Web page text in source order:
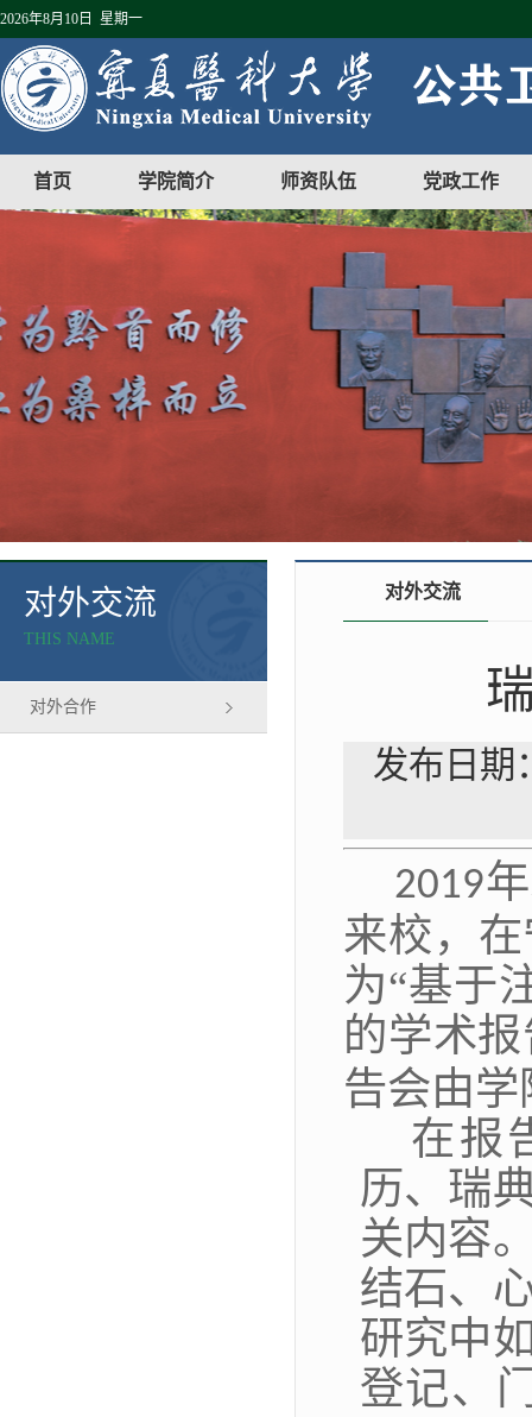
2026年8月10日 星期一
首页 学院简介 师资队伍 党政工作
对外交流
THIS NAME
对外合作
对外交流
发布日
2019年
来校，
为“基于
的学术
告会由
在报
历、瑞
关内容
结石、
研究中
登记、